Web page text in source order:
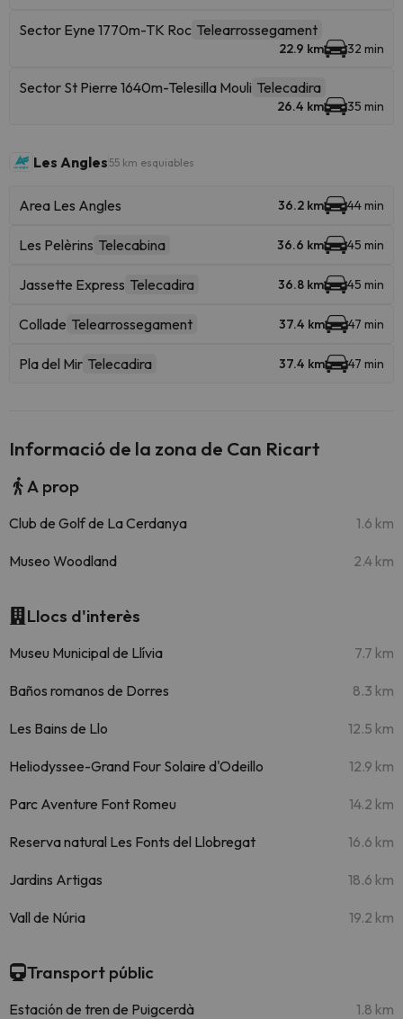
Sector Eyne 1770m-TK Roc Telearrossegament
22.9 km 32 min
Sector St Pierre 1640m-Telesilla Mouli Telecadira
26.4 km 35 min
Les Angles 55 km esquiables
Area Les Angles 36.2 km 44 min
Les Pelèrins Telecabina 36.6 km 45 min
Jassette Express Telecadira 36.8 km 45 min
Collade Telearrossegament 37.4 km 47 min
Pla del Mir Telecadira 37.4 km 47 min
Informació de la zona de Can Ricart
A prop
Club de Golf de La Cerdanya 1.6 km
Museo Woodland 2.4 km
Llocs d'interès
Museu Municipal de Llívia 7.7 km
Baños romanos de Dorres 8.3 km
Les Bains de Llo 12.5 km
Heliodyssee-Grand Four Solaire d'Odeillo 12.9 km
Parc Aventure Font Romeu 14.2 km
Reserva natural Les Fonts del Llobregat 16.6 km
Jardins Artigas 18.6 km
Vall de Núria 19.2 km
Transport públic
Estación de tren de Puigcerdà 1.8 km